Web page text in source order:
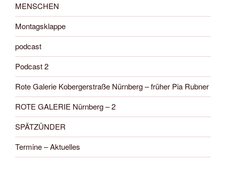
MENSCHEN
Montagsklappe
podcast
Podcast 2
Rote Galerie Kobergerstraße Nürnberg – früher Pia Rubner
ROTE GALERIE Nürnberg – 2
SPÄTZÜNDER
Termine – Aktuelles